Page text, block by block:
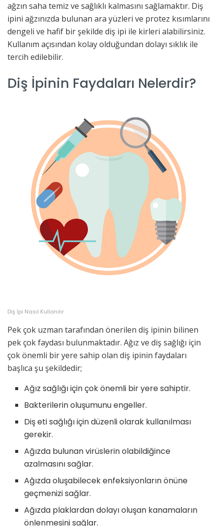
ağzın saha temiz ve sağlıklı kalmasını sağlamaktır. Diş
ipini ağzınızda bulunan ara yüzleri ve protez kısımlarını
dengeli ve hafif bir şekilde diş ipi ile kirleri alabilirsiniz.
Kullanım açısından kolay olduğundan dolayı sıklık ile
tercih edilebilir.
Diş İpinin Faydaları Nelerdir?
Diş İpi Nasıl Kullanılır
Pek çok uzman tarafından önerilen diş ipinin bilinen
pek çok faydası bulunmaktadır. Ağız ve diş sağlığı için
çok önemli bir yere sahip olan diş ipinin faydaları
başlıca şu şekildedir;
Ağız sağlığı için çok önemli bir yere sahiptir.
Bakterilerin oluşumunu engeller.
Diş eti sağlığı için düzenli olarak kullanılması
gerekir.
Ağızda bulunan virüslerin olabildiğince
azalmasını sağlar.
Ağızda oluşabilecek enfeksiyonların önüne
geçmenizi sağlar.
Ağızda plaklardan dolayı oluşan kanamaların
önlenmesini sağlar.